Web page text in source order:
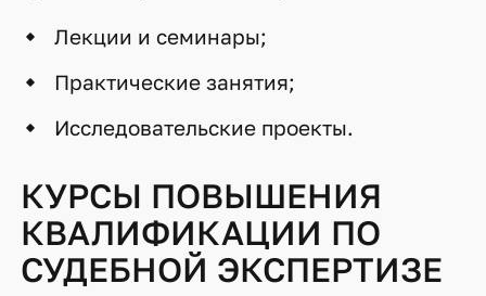
Лекции и семинары;
Практические занятия;
Исследовательские проекты.
КУРСЫ ПОВЫШЕНИЯ
КВАЛИФИКАЦИИ ПО
СУДЕБНОЙ ЭКСПЕРТИЗЕ